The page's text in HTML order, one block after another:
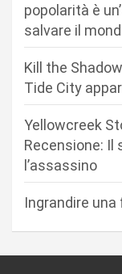
popolarità è
salvare il
Kill the
Tide City
Yellowcreek
Recensione: Il
l’assassino
Ingrandire